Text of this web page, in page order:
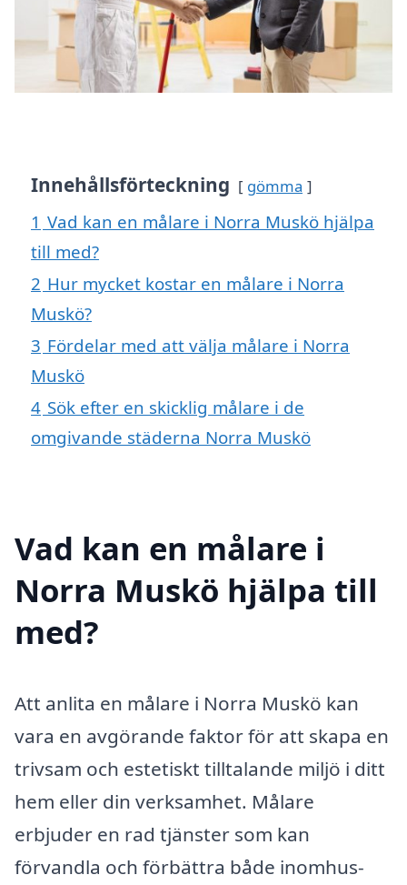
Innehållsförteckning gömma
1 Vad kan en målare i Norra Muskö hjälpa
till med?
2 Hur mycket kostar en målare i Norra
Muskö?
3 Fördelar med att välja målare i Norra
Muskö
4 Sök efter en skicklig målare i de
omgivande städerna Norra Muskö
Vad kan en målare i
Norra Muskö hjälpa till
med?
Att anlita en målare i Norra Muskö kan
vara en avgörande faktor för att skapa en
trivsam och estetiskt tilltalande miljö i ditt
hem eller din verksamhet. Målare
erbjuder en rad tjänster som kan
förvandla och förbättra både inomhus-